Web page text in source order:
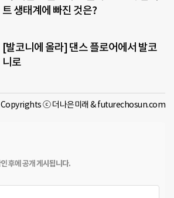
트 생태계에 빠진 것은?
[발코니에 올라] 댄스 플로어에서 발코
니로
Copyrights ⓒ 더나은미래 & futurechosun.com